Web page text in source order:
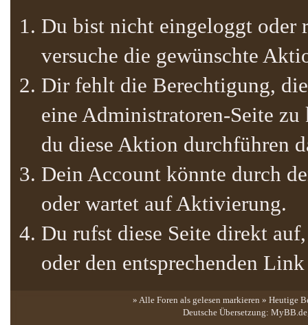
Du bist nicht eingeloggt oder
versuche die gewünschte
Dir fehlt die Berechtigung,
eine Administratoren-Seite
du diese Aktion durchführen
Dein Account könnte durch
oder wartet auf Aktivierung.
Du rufst diese Seite direkt
oder den entsprechenden
» Alle Foren als gelesen markieren » Heutige
Deutsche Übersetzung: MyBB.de